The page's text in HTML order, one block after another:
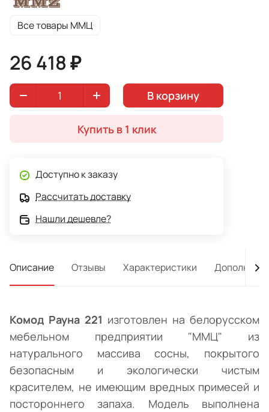
Все товары ММЦ
26 418 ₽
В корзину
Купить в 1 клик
Доступно к заказу
Рассчитать доставку
Нашли дешевле?
Описание Отзывы Характеристики
Комод Рауна 221 изготовлен на белорусском
мебельном предприятии "ММЦ" из
натурального массива сосны, покрытого
безопасным и экологически чистым
красителем, не имеющим вредных примесей и
постороннего запаха. Модель выполнена